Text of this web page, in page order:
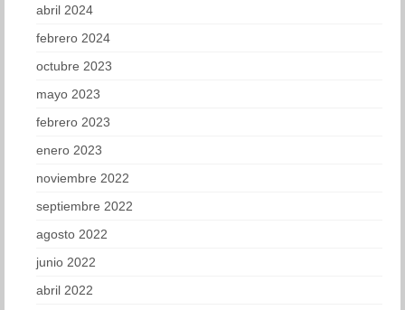
abril 2024
febrero 2024
octubre 2023
mayo 2023
febrero 2023
enero 2023
noviembre 2022
septiembre 2022
agosto 2022
junio 2022
abril 2022